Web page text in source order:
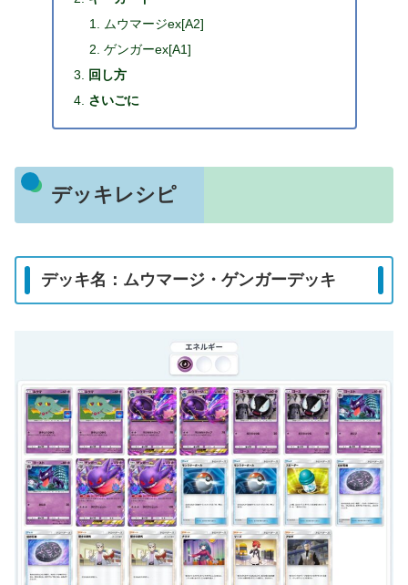
ムウマージex[A2]
ゲンガーex[A1]
回し方
さいごに
デッキレシピ
デッキ名：ムウマージ・ゲンガーデッキ